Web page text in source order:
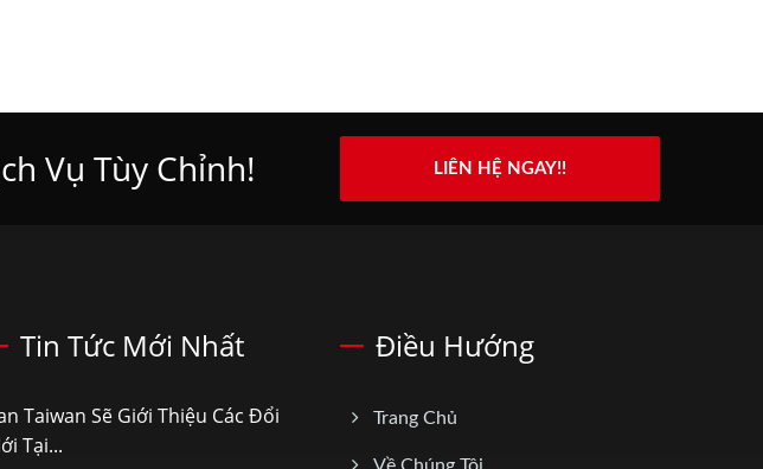
Vụ Tùy Chỉnh! LIÊN HỆ NGAY!!
Tin Tức Mới Nhất
Taiwan Sẽ Giới Thiệu Các Đổi
Tại...
Điều Hướng
Trang Chủ